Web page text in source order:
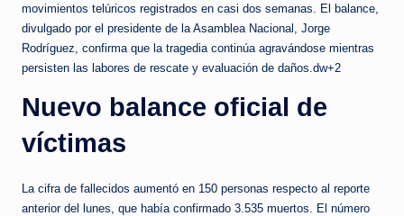
n
t
e
movimientos telúricos registrados en casi dos semanas. El balance,
divulgado por el presidente de la Asamblea Nacional, Jorge
Rodríguez, confirma que la tragedia continúa agravándose mientras
persisten las labores de rescate y evaluación de daños.dw+2
Nuevo balance oficial de
víctimas
La cifra de fallecidos aumentó en 150 personas respecto al reporte
anterior del lunes, que había confirmado 3.535 muertos. El número